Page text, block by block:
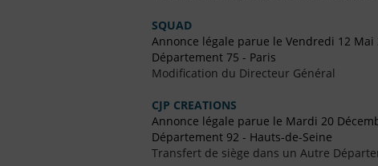
SQUAD
Annonce légale parue le Vendredi 12 Mai
Département 75 - Paris
Modification du Directeur Général
CJP CREATIONS
Annonce légale parue le Mardi 20
Département 92 - Hauts-de-Seine
Transfert de siège dans un Autre